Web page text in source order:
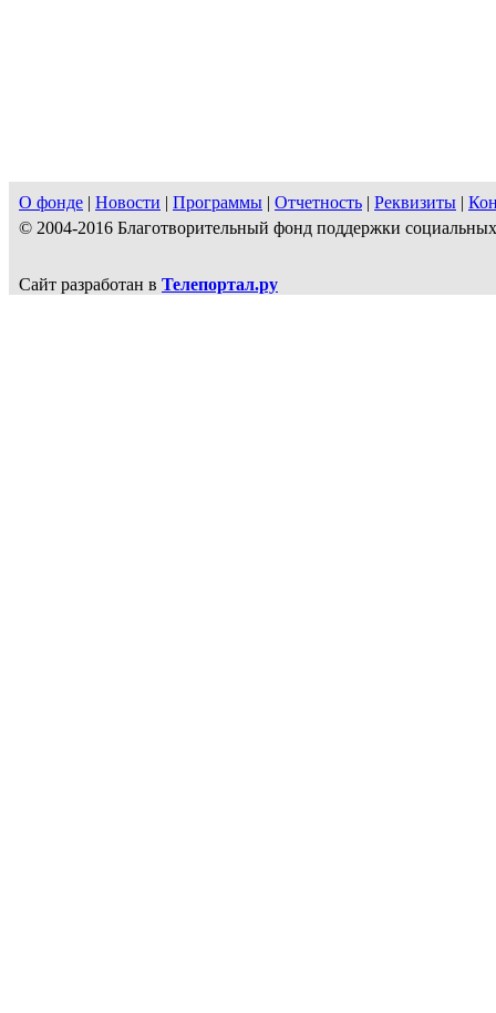
О фонде | Новости | Программы | Отчетность | Реквизиты |
© 2004-2016 Благотворительный фонд поддержки
Сайт разработан в Телепортал.ру